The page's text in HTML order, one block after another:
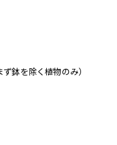
鉢を除く植物のみ）